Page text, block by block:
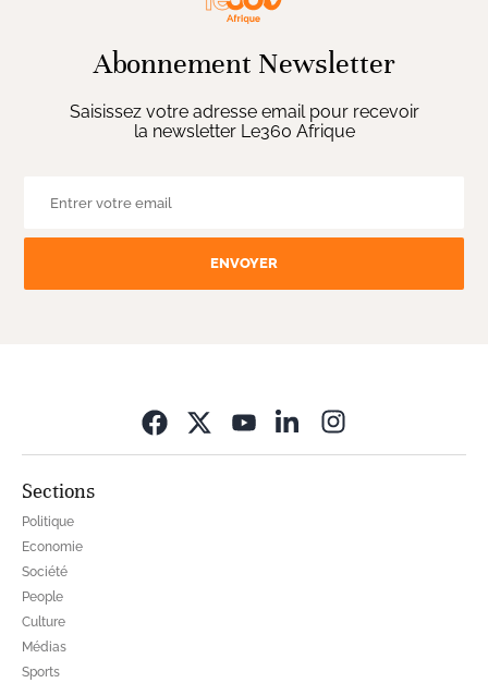
Abonnement Newsletter
Saisissez votre adresse email pour recevoir
la newsletter Le360 Afrique
ENVOYER
Sections
Politique
Economie
Société
People
Culture
Médias
Sports